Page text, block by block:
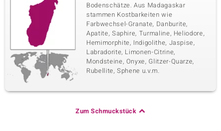
Bodenschätze. Aus Madagaskar
stammen Kostbarkeiten wie
Farbwechsel-Granate, Danburite,
Apatite, Saphire, Turmaline, Heliodore,
Hemimorphite, Indigolithe, Jaspise,
Labradorite, Limonen-Citrine,
Mondsteine, Onyxe, Glitzer-Quarze,
Rubellite, Sphene u.v.m.
Zum Schmuckstück